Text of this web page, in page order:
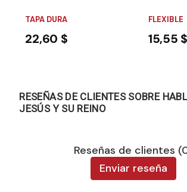
TAPA DURA
22,60 $
FLEXIBLE
15,55 $
RESEÑAS DE CLIENTES SOBRE
JESÚS Y SU REINO
Reseñas de clientes
Enviar reseña